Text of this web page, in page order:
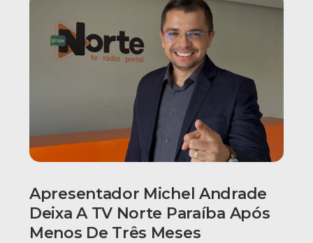
Apresentador Michel Andrade
Deixa A TV Norte Paraíba Após
Menos De Três Meses